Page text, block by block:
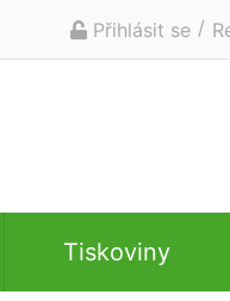
Přihlásit se /
Tiskoviny